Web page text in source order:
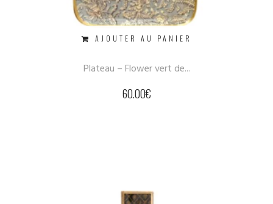
AJOUTER AU PANIER
Plateau – Flower vert de...
60.00€